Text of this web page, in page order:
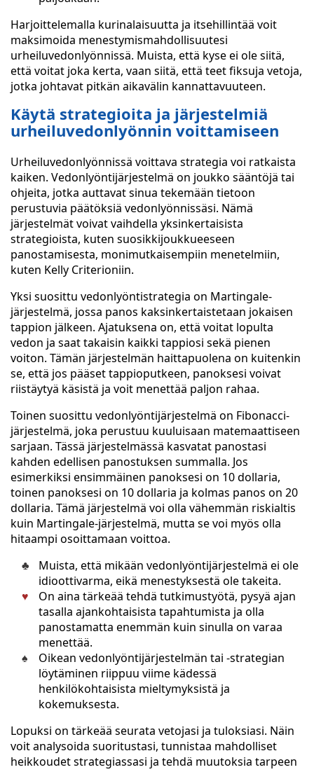
Harjoittelemalla kurinalaisuutta ja itsehillintää voit
maksimoida menestymismahdollisuutesi
urheiluvedonlyönnissä. Muista, että kyse ei ole siitä,
että voitat joka kerta, vaan siitä, että teet fiksuja vetoja,
jotka johtavat pitkän aikavälin kannattavuuteen.
Käytä strategioita ja järjestelmiä
urheiluvedonlyönnin voittamiseen
Urheiluvedonlyönnissä voittava strategia voi ratkaista
kaiken. Vedonlyöntijärjestelmä on joukko sääntöjä tai
ohjeita, jotka auttavat sinua tekemään tietoon
perustuvia päätöksiä vedonlyönnissäsi. Nämä
järjestelmät voivat vaihdella yksinkertaisista
strategioista, kuten suosikkijoukkueeseen
panostamisesta, monimutkaisempiin menetelmiin,
kuten Kelly Criterioniin.
Yksi suosittu vedonlyöntistrategia on Martingale-
järjestelmä, jossa panos kaksinkertaistetaan jokaisen
tappion jälkeen. Ajatuksena on, että voitat lopulta
vedon ja saat takaisin kaikki tappiosi sekä pienen
voiton. Tämän järjestelmän haittapuolena on kuitenkin
se, että jos pääset tappioputkeen, panoksesi voivat
riistäytyä käsistä ja voit menettää paljon rahaa.
Toinen suosittu vedonlyöntijärjestelmä on Fibonacci-
järjestelmä, joka perustuu kuuluisaan matemaattiseen
sarjaan. Tässä järjestelmässä kasvatat panostasi
kahden edellisen panostuksen summalla. Jos
esimerkiksi ensimmäinen panoksesi on 10 dollaria,
toinen panoksesi on 10 dollaria ja kolmas panos on 20
dollaria. Tämä järjestelmä voi olla vähemmän riskialtis
kuin Martingale-järjestelmä, mutta se voi myös olla
hitaampi osoittamaan voittoa.
Muista, että mikään vedonlyöntijärjestelmä ei ole
idioottivarma, eikä menestyksestä ole takeita.
On aina tärkeää tehdä tutkimustyötä, pysyä ajan
tasalla ajankohtaisista tapahtumista ja olla
panostamatta enemmän kuin sinulla on varaa
menettää.
Oikean vedonlyöntijärjestelmän tai -strategian
löytäminen riippuu viime kädessä
henkilökohtaisista mieltymyksistä ja
kokemuksesta.
Lopuksi on tärkeää seurata vetojasi ja tuloksiasi. Näin
voit analysoida suoritustasi, tunnistaa mahdolliset
heikkoudet strategiassasi ja tehdä muutoksia tarpeen